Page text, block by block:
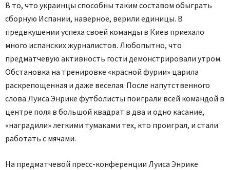
В то, что украинцы способны таким составом обыграть
сборную Испании, наверное, верили единицы. В
предвкушении успеха своей команды в Киев приехало
много испанских журналистов. Любопытно, что
предматчевую активность гости демонстрировали утром.
Обстановка на тренировке «красной фурии» царила
раскрепощенная и даже веселая. После напутственного
слова Луиса Энрике футболисты поиграли всей командой в
центре поля в большой квадрат в два и одно касание,
«наградили» легкими тумаками тех, кто проиграл, и стали
работать с мячами.
На предматчевой пресс-конференции Луиса Энрике